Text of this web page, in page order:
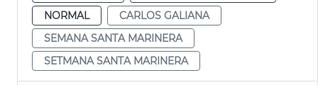
NORMAL
CARLOS GALIANA
SEMANA SANTA MARINERA
SETMANA SANTA MARINERA